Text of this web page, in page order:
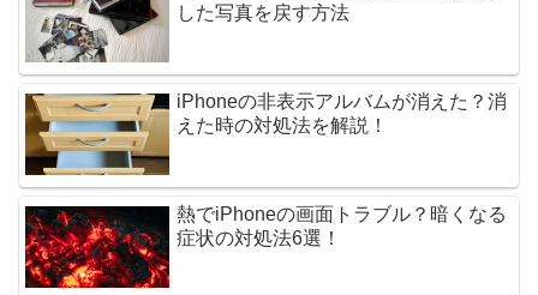
した写真を戻す方法
iPhoneの非表示アルバムが消えた？消
えた時の対処法を解説！
熱でiPhoneの画面トラブル？暗くなる
症状の対処法6選！